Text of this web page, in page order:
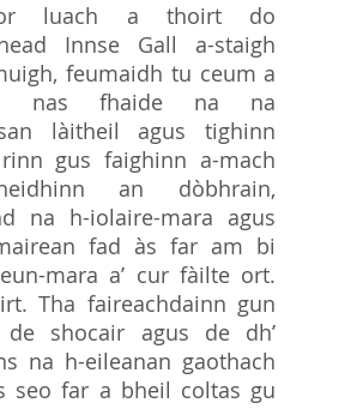
luach a thoirt do
Innse Gall a-staigh
feumaidh tu ceum a
nas fhaide na na
làitheil agus tighinn
gus faighinn a-mach
an dòbhrain,
na h-iolaire-mara agus
fad às far am bi
mara a’ cur fàilte ort.
Tha faireachdainn gun
de shocair agus de dh’
na h-eileanan gaothach
seo far a bheil coltas gu